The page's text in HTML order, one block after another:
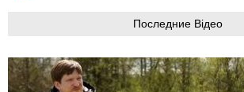
Последние Відео